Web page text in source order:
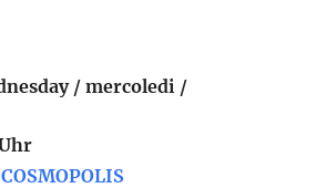
/ mercoledi /